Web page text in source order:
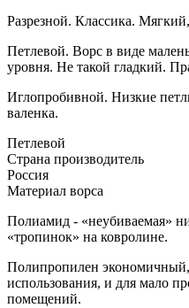
Разрезной. Классика.
Петлевой. Ворс в виде
уровня. Не такой гладкий.
Иглопробивной. Низкие
валенка.
Петлевой
Страна производитель
Россия
Материал ворса
Полиамид - «неубиваемая»
«тропинок» на ковролине.
Полипропилен
использования, и для мало
помещений.